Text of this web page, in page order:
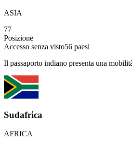
ASIA
77
Posizione
Accesso senza visto56 paesi
Il passaporto indiano presenta una
Sudafrica
AFRICA